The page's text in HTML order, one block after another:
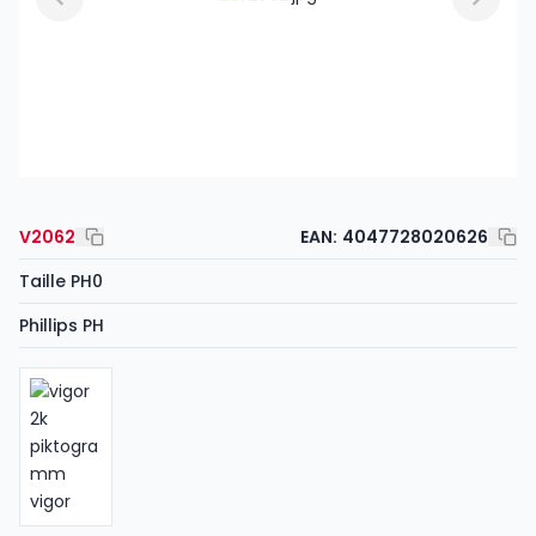
V2062 EAN: 4047728020626
Taille PH0
Phillips PH